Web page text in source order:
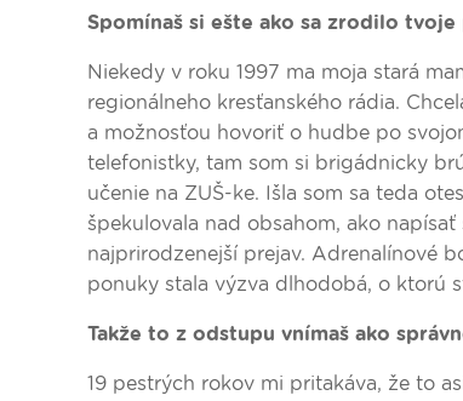
Spomínaš si ešte ako sa zrodilo tvoje
Niekedy v roku 1997 ma moja stará
regionálneho kresťanského rádia.
a možnosťou hovoriť o hudbe po
telefonistky, tam som si brigádnicky
učenie na ZUŠ-ke. Išla som sa teda
špekulovala nad obsahom, ako
najprirodzenejší prejav. Adrenalínové
ponuky stala výzva dlhodobá, o ktorú
Takže to z odstupu vnímaš ako
19 pestrých rokov mi pritakáva, že to